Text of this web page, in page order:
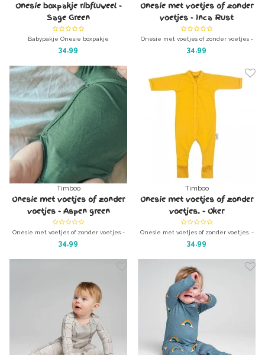
Onesie boxpakje ribfluweel -
Sage Green
Babypakje Onesie boxpakje
ribfluweel/corduroy - Sage Green
mooi
34,99
Onesie met voetjes of zonder
voetjes - Inca Rust
Onesie met voetjes of zonder voetjes -
Inca Rust
34,99
Timboo
Onesie met voetjes of zonder
voetjes - Aspen green
Onesie met voetjes of zonder voetjes -
Aspen green
katoen
34,99
Timboo
Onesie met voetjes of zonder
voetjes. - Oker
Onesie met voetjes of zonder voetjes. -
Oker
katoen
34,99